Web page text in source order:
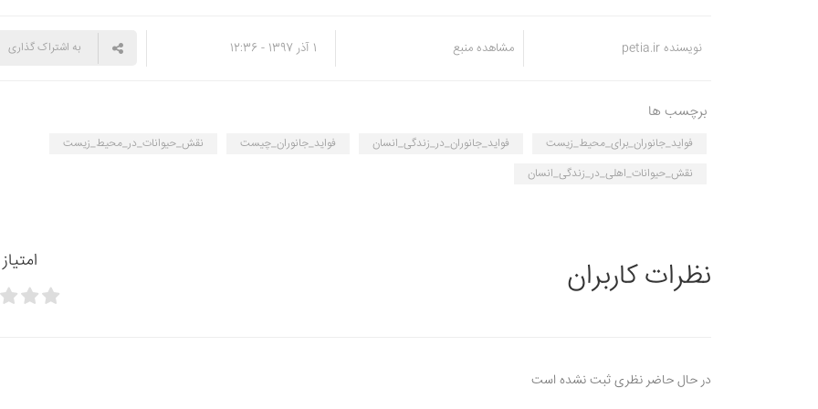
نویسنده petia.ir مشاهده منبع 1 آذر 1397 - 12:36 به اشتراک گذاری
برچسب ها
فواید_جانوران_برای_محیط_زیست فواید_جانوران_در_زندگی_انسان فواید_جانوران_چیست
نقش_حیوانات_در_محیط_زیست
نقش_حیوانات_اهلی_در_زندگی_انسان
نظرات کاربران
در حال حاضر نظری ثبت نشده است